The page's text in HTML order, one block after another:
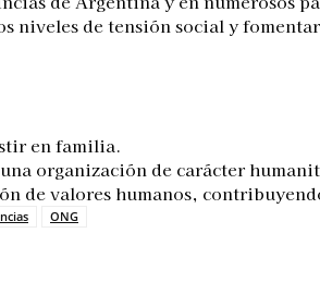
de tensión social y
en familia.
organización de carácter
de valores humanos,
ONG